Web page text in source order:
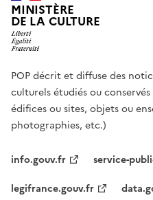
MINISTÈRE
DE LA CULTURE
POP décrit et diffuse des
culturels étudiés ou
édifices ou sites, objets ou
photographies, etc.)
info.gouv.fr
service-
legifrance.gouv.fr